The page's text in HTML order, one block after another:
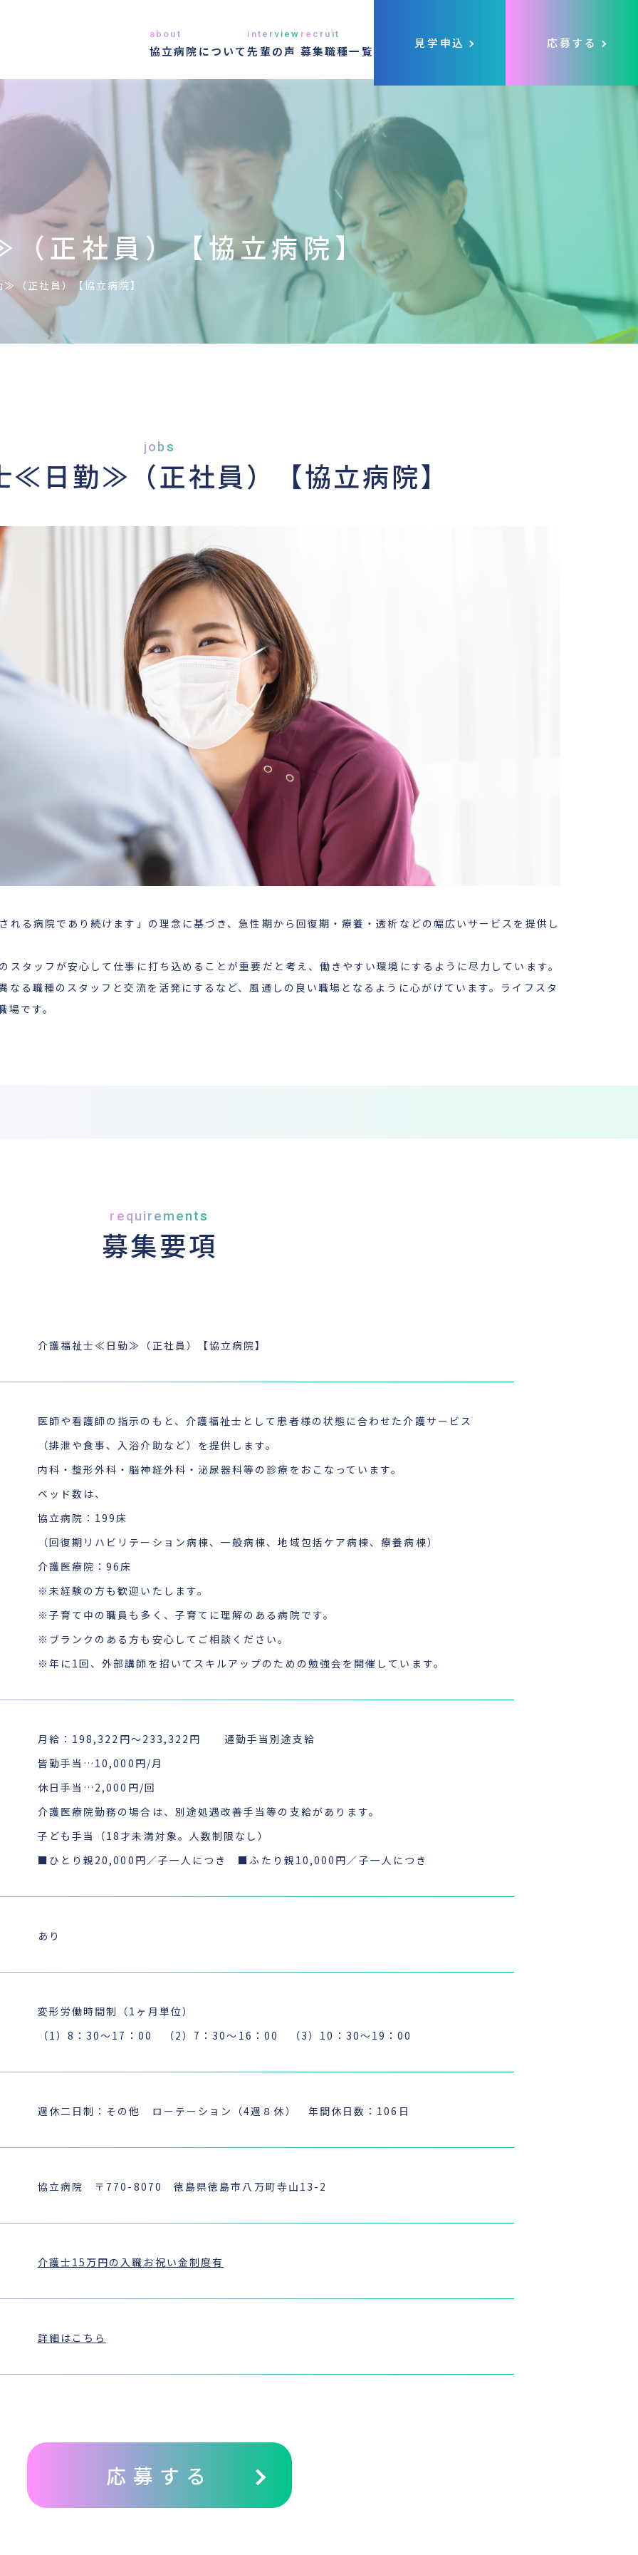
about
協立病院について
interview
先輩の声
recruit
募集職種一覧
見学申込 応募する
正社員）【協立病院】
（正社員）【協立病院】
jobs
≪日勤≫（正社員）【協立病院】
れる病院であり続けます」の理念に基づき、急性期から回復期・療養・透析などの幅広いサービスを提供し
タッフが安心して仕事に打ち込めることが重要だと考え、働きやすい環境にするように尽力しています。
なる職種のスタッフと交流を活発にするなど、風通しの良い職場となるように心がけています。ライフスタ
です。
requirements
募集要項
介護福祉士≪日勤≫（正社員）【協立病院】
医師や看護師の指示のもと、介護福祉士として患者様の状態に合わせた介護サービス
（排泄や食事、入浴介助など）を提供します。
内科・整形外科・脳神経外科・泌尿器科等の診療をおこなっています。
ベッド数は、
協立病院：199床
（回復期リハビリテーション病棟、一般病棟、地域包括ケア病棟、療養病棟）
介護医療院：96床
※未経験の方も歓迎いたします。
※子育て中の職員も多く、子育てに理解のある病院です。
※ブランクのある方も安心してご相談ください。
※年に1回、外部講師を招いてスキルアップのための勉強会を開催しています。
月給：198,322円～233,322円 通勤手当別途支給
皆勤手当…10,000円/月
休日手当…2,000円/回
介護医療院勤務の場合は、別途処遇改善手当等の支給があります。
子ども手当（18才未満対象。人数制限なし）
■ひとり親20,000円／子一人につき ■ふたり親10,000円／子一人につき
あり
変形労働時間制（1ヶ月単位）
（1）8：30〜17：00 （2）7：30〜16：00 （3）10：30〜19：00
週休二日制：その他 ローテーション（4週８休） 年間休日数：106日
協立病院 〒770-8070 徳島県徳島市八万町寺山13-2
介護士15万円の入職お祝い金制度有
詳細はこちら
応募する